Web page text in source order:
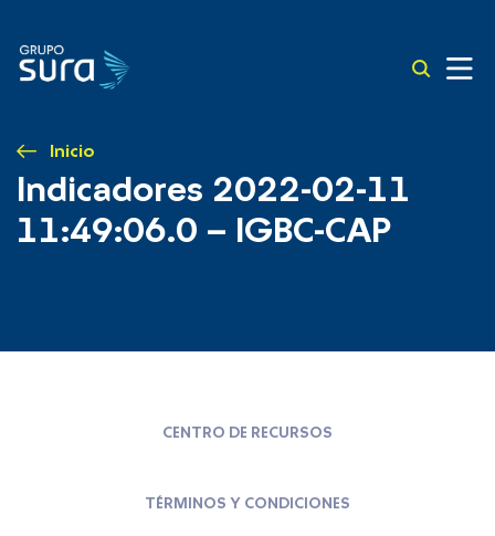
Inicio
Indicadores 2022-02-11
11:49:06.0 – IGBC-CAP
CENTRO DE RECURSOS
TÉRMINOS Y CONDICIONES